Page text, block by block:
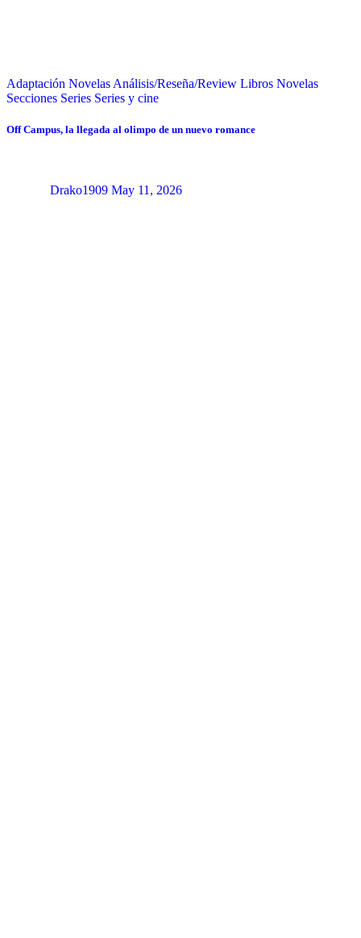
Adaptación Novelas Análisis/Reseña/Review Libros Novelas
Secciones Series Series y cine
Off Campus, la llegada al olimpo de un nuevo romance
Drako1909 May 11, 2026